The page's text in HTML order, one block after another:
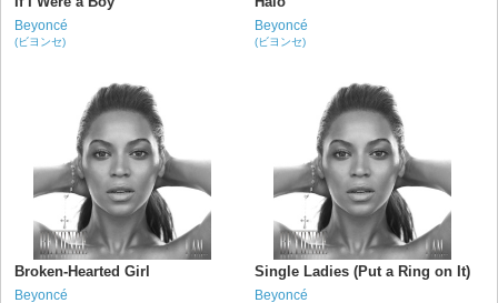
Beyoncé
(ビヨンセ)
Beyoncé
(ビヨンセ)
Broken-Hearted Girl
Beyoncé
Single Ladies (Put a Ring on It)
Beyoncé